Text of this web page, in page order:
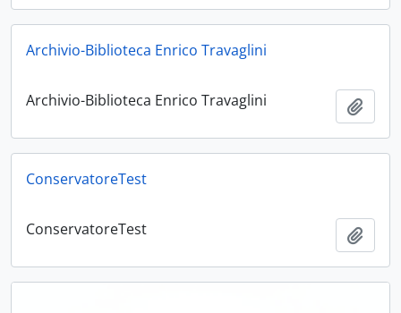
Archivio-Biblioteca Enrico Travaglini
Archivio-Biblioteca Enrico Travaglini
ConservatoreTest
ConservatoreTest